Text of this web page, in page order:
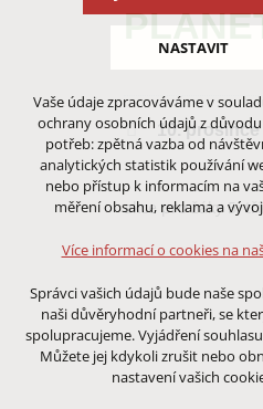
10. prosince
akce pro žáky 5.
NASTAVIT
Technická cookies
nutná pro provozování webu
udržení kontextu stránek
případná přihlášení, volby
Volitelná cookies
analytická pro
vyhodnocení návštěvnosti
marketingová cookies
Více informací o cookies na
Vaše údaje zpracováváme v
ochrany osobních údajů z
potřeb: zpětná vazba od
analytických statistik používání
nebo přístup k informacím na
měření obsahu, reklama a
Více informací o cookies na
Správci vašich údajů bude naše
naši důvěryhodní partneři, se
spolupracujeme. Vyjádření
Můžete jej kdykoli zrušit nebo
nastavení vašich